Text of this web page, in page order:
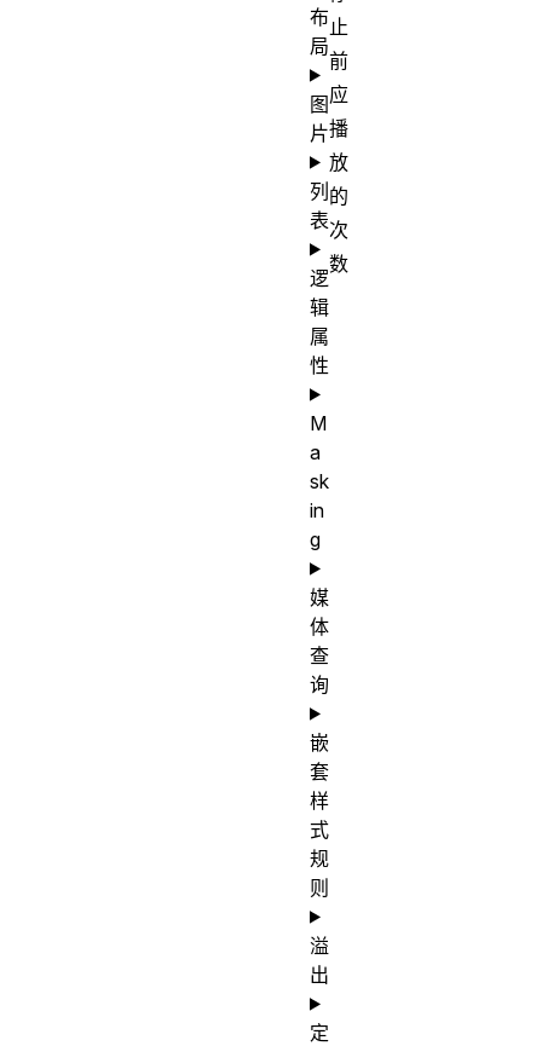
止
前
应
播
放
的
次
数
布
局
图
片
列
表
逻
辑
属
性
M
a
sk
in
g
媒
体
查
询
嵌
套
样
式
规
则
溢
出
定